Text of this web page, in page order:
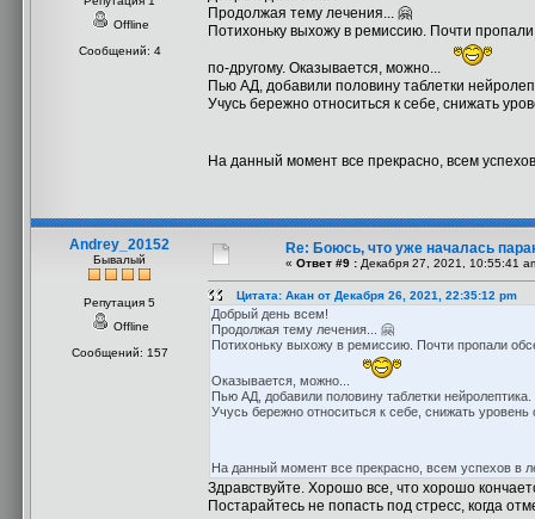
Offline
Сообщений: 4
Продолжая тему лечения... 🤗
Потихоньку выхожу в ремиссию. Почти
по-другому. Оказывается, можно...
Пью АД, добавили половину таблетки
Учусь бережно относиться к себе, снижать
На данный момент все прекрасно, всем
Andrey_20152
Бывалый
Репутация 5
Offline
Сообщений: 157
Re: Боюсь, что уже началась
« Ответ #9 : Декабря 27, 2021, 10:55:41
Цитата: Акан от Декабря 26, 2021, 22:35:12 pm
Добрый день всем!
Продолжая тему лечения... 🤗
Потихоньку выхожу в ремиссию. Почти пропали
Оказывается, можно...
Пью АД, добавили половину таблетки
Учусь бережно относиться к себе, снижать
На данный момент все прекрасно, всем успехов в
Здравствуйте. Хорошо все, что хорошо
Постарайтесь не попасть под стресс, когда